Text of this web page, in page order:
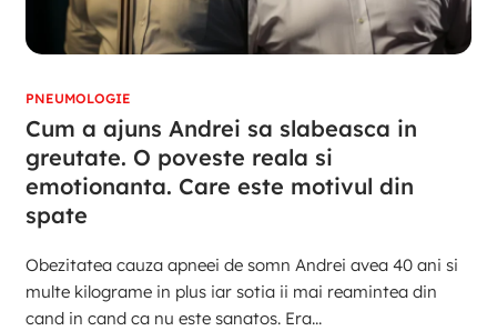
PNEUMOLOGIE
Cum a ajuns Andrei sa slabeasca in
greutate. O poveste reala si
emotionanta. Care este motivul din
spate
Obezitatea cauza apneei de somn Andrei avea 40 ani si
multe kilograme in plus iar sotia ii mai reamintea din
cand in cand ca nu este sanatos. Era...